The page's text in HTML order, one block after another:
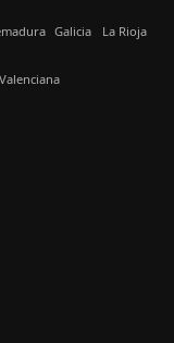
Galicia La Rioja